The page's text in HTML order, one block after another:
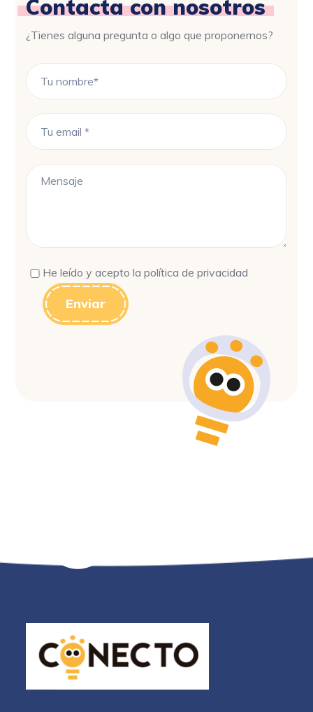
Contacta con nosotros
¿Tienes alguna pregunta o algo que proponernos?
He leído y acepto la política de privacidad